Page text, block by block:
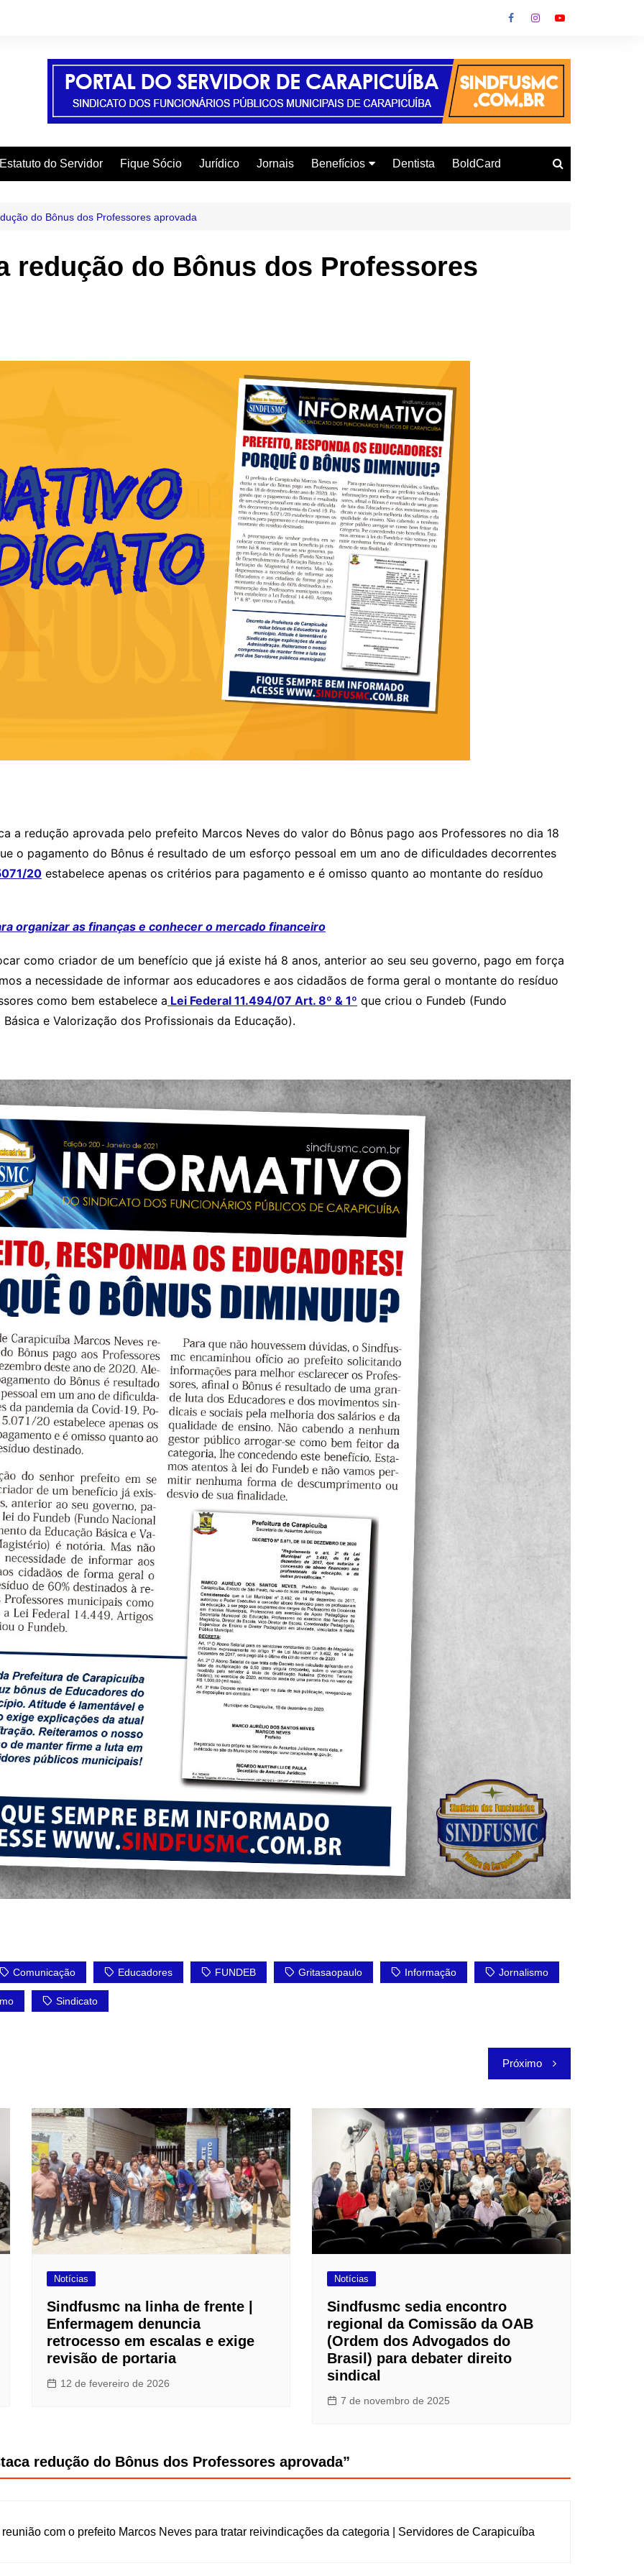
Estatuto do Servidor Fique Sócio Jurídico Jornais Benefícios
Curso de Inglês
Linha de Crédito
Roupas e Moda
Material de Construção
Mafisa Turismo
Nivalmix
Odontologia
Ótica
Supermercado
Dentista BoldCard
do Bônus dos Professores aprovada
redução do Bônus dos Professores
a redução aprovada pelo prefeito Marcos Neves do valor do Bônus pago aos Professores no dia 18
o pagamento do Bônus é resultado de um esforço pessoal em um ano de dificuldades decorrentes
20 estabelece apenas os critérios para pagamento e é omisso quanto ao montante do resíduo
organizar as finanças e conhecer o mercado financeiro
como criador de um benefício que já existe há 8 anos, anterior ao seu seu governo, pago em força
a necessidade de informar aos educadores e aos cidadãos de forma geral o montante do resíduo
como bem estabelece a Lei Federal 11.494/07 Art. 8º & 1º que criou o Fundeb (Fundo
e Valorização dos Profissionais da Educação).
Comunicação Educadores FUNDEB Gritasaopaulo Informação Jornalismo
Sindicato
Próximo
Notícias
Sindfusmc na linha de frente |
Enfermagem denuncia
retrocesso em escalas e exige
revisão de portaria
12 de fevereiro de 2026
Notícias
Sindfusmc sedia encontro
regional da Comissão da OAB
(Ordem dos Advogados do
Brasil) para debater direito
sindical
7 de novembro de 2025
redução do Bônus dos Professores aprovada”
com o prefeito Marcos Neves para tratar reivindicações da categoria | Servidores de Carapicuíba